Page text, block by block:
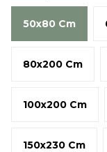
50x80 Cm
80x200 Cm
100x200 Cm
150x230 Cm